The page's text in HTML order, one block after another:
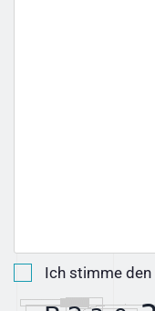
Ich stimme den